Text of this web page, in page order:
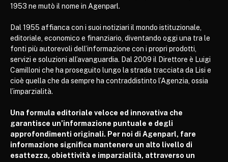
1953 ne mutò il nome in Agenparl.
Dal 1955 affianca con i suoi notiziari il mondo istituzionale,
editoriale, economico e finanziario, diventando oggi una tra le
fonti più autorevoli dell’informazione con i propri prodotti,
servizi e soluzioni all’avanguardia. Dal 2009 il Direttore è Luigi
Camilloni che ha proseguito lungo la strada tracciata da Lisi e
cioè quella che da sempre ha contraddistinto l’Agenzia, ossia
l’imparzialità.
Una formula editoriale veloce ed innovativa che
garantisce un’informazione puntuale e degli
approfondimenti originali. Per noi di Agenparl, fare
informazione significa mantenere un alto livello di
esattezza, obiettività e imparzialità, attraverso un